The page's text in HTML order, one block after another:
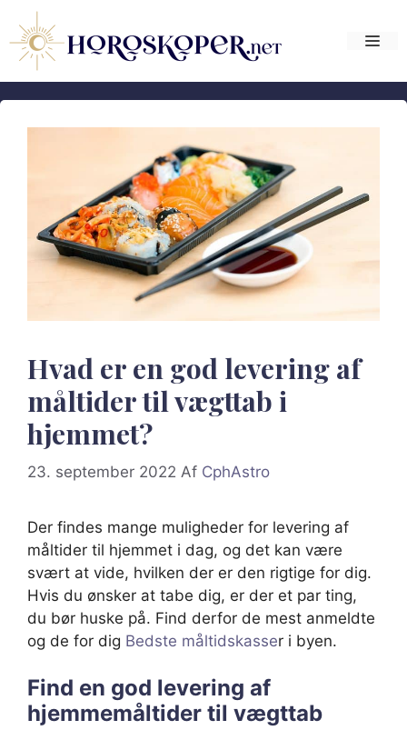
indhold
Hvad er en god levering af
måltider til vægttab i
hjemmet?
23. september 2022 Af CphAstro
Der findes mange muligheder for levering af
måltider til hjemmet i dag, og det kan være
svært at vide, hvilken der er den rigtige for dig.
Hvis du ønsker at tabe dig, er der et par ting,
du bør huske på. Find derfor de mest anmeldte
og de for dig Bedste måltidskasser i byen.
Find en god levering af
hjemmemåltider til vægttab